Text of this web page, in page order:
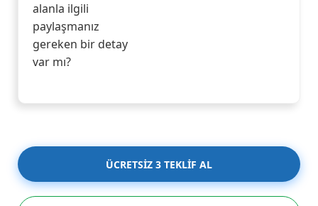
alanla ilgili
paylaşmanız
gereken bir detay
var mı?
ÜCRETSİZ 3 TEKLİF AL